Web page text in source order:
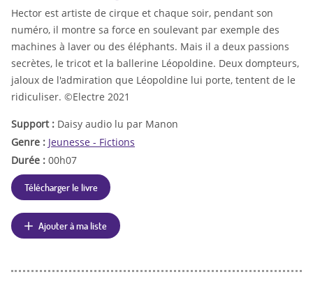
Hector est artiste de cirque et chaque soir, pendant son
numéro, il montre sa force en soulevant par exemple des
machines à laver ou des éléphants. Mais il a deux passions
secrètes, le tricot et la ballerine Léopoldine. Deux dompteurs,
jaloux de l'admiration que Léopoldine lui porte, tentent de le
ridiculiser. ©Electre 2021
Support : Daisy audio lu par Manon
Genre : Jeunesse - Fictions
Durée : 00h07
Télécharger le livre
Ajouter à ma liste